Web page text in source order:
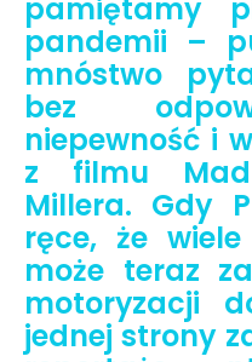
pamiętamy
pandemii –
mnóstwo
bez
niepewność i
z filmu Mad
Millera. Gdy
ręce, że
może teraz
motoryzacji
jednej strony